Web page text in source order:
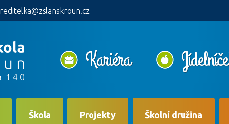
reditelka@zslanskroun.cz
Kariéra
Škola Projekty Školní družina